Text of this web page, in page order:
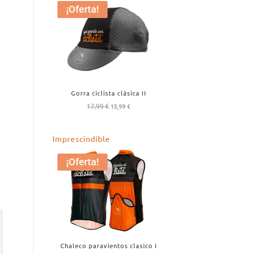
¡Oferta!
Gorra ciclista clásica II
17,99€ El
17,99 €.
15,99€El
15,99 €.
Imprescindible
¡Oferta!
Chaleco paravientos clasico I